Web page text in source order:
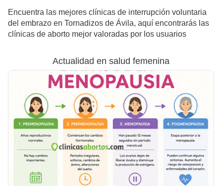
Encuentra las mejores clínicas de interrupción voluntaria
del embrazo en Tornadizos de Ávila, aquí encontrarás las
clínicas de aborto mejor valoradas por los usuarios
Actualidad en salud femenina